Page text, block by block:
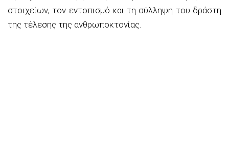
στοιχείων, τον εντοπισμό και τη σύλληψη του δράστη
της τέλεσης της ανθρωποκτονίας.